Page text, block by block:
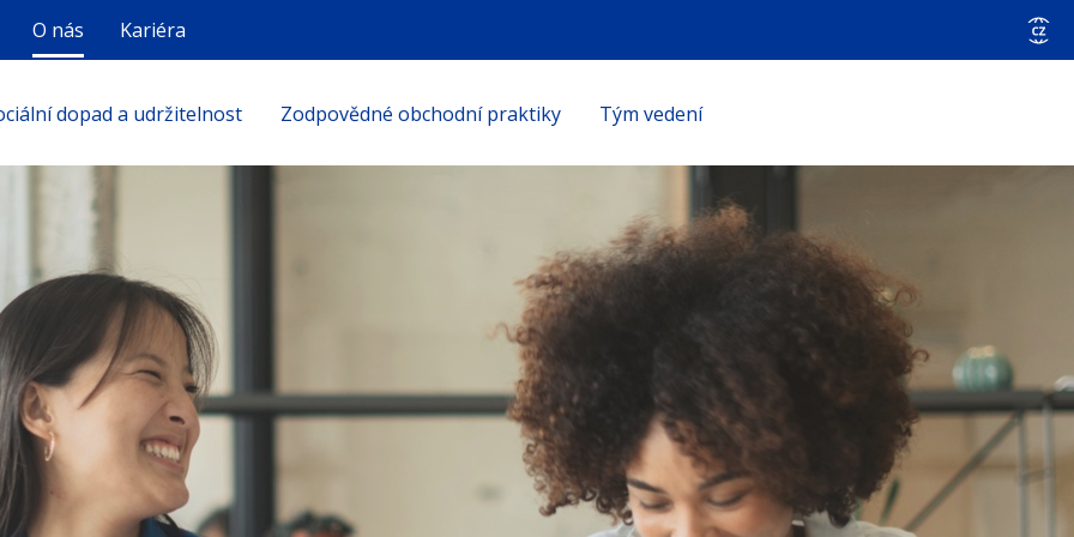
O nás Kariéra
dopad a udržitelnost Zodpovědné obchodní praktiky Tým vedení